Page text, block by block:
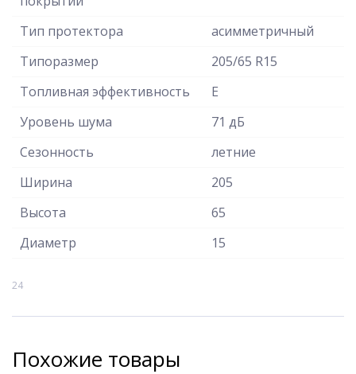
Тип протектора
асимметричный
Типоразмер
205/65 R15
Топливная эффективность
E
Уровень шума
71 дБ
Сезонность
летние
Ширина
205
Высота
65
Диаметр
15
24
Похожие товары